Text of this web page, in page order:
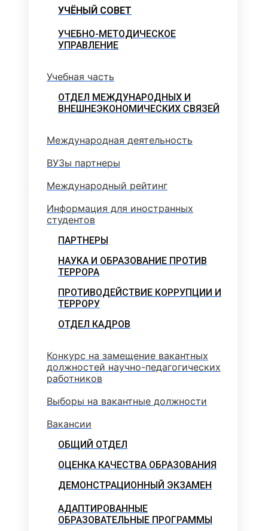
УЧЁНЫЙ СОВЕТ
УЧЕБНО-МЕТОДИЧЕСКОЕ
УПРАВЛЕНИЕ
Учебная часть
ОТДЕЛ МЕЖДУНАРОДНЫХ И
ВНЕШНЕЭКОНОМИЧЕСКИХ СВЯЗЕЙ
Международная деятельность
ВУЗы партнеры
Международный рейтинг
Информация для иностранных
студентов
ПАРТНЕРЫ
НАУКА И ОБРАЗОВАНИЕ ПРОТИВ
ТЕРРОРА
ПРОТИВОДЕЙСТВИЕ КОРРУПЦИИ И
ТЕРРОРУ
ОТДЕЛ КАДРОВ
Конкурс на замещение вакантных
должностей научно-педагогических
работников
Выборы на вакантные должности
Вакансии
ОБЩИЙ ОТДЕЛ
ОЦЕНКА КАЧЕСТВА ОБРАЗОВАНИЯ
ДЕМОНСТРАЦИОННЫЙ ЭКЗАМЕН
АДАПТИРОВАННЫЕ
ОБРАЗОВАТЕЛЬНЫЕ ПРОГРАММЫ